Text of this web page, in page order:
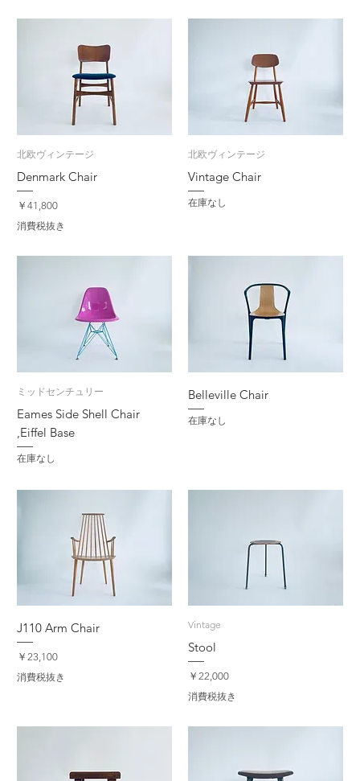
北欧ヴィンテージ
Denmark Chair
価格
￥41,800
消費税抜き
北欧ヴィンテージ
Vintage Chair
在庫なし
ミッドセンチュリー
Eames Side Shell Chair
,Eiffel Base
在庫なし
Belleville Chair
在庫なし
J110 Arm Chair
価格
￥23,100
消費税抜き
Vintage
Stool
価格
￥22,000
消費税抜き